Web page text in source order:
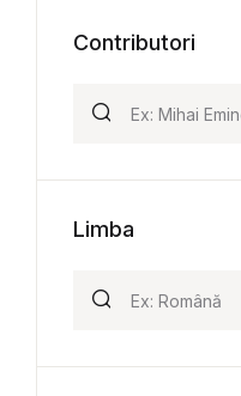
Contributori
Limba